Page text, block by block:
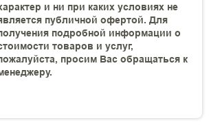
и ни при каких условиях не
публичной офертой. Для
подробной информации о
товаров и услуг,
просим Вас обращаться к